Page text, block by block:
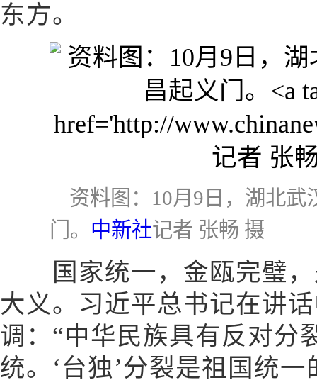
东方。
资料图：10月9日，湖北武
门。 中新社记者 张畅 摄
国家统一，金瓯完璧，
大义。习近平总书记在讲
调：“中华民族具有反对分
统。‘台独’分裂是祖国统